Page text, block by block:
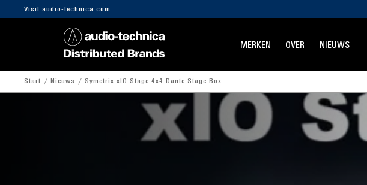
Visit audio-technica.com
MERKEN OVER NIEUWS
Start Nieuws Symetrix xIO Stage 4x4 Dante Stage Box